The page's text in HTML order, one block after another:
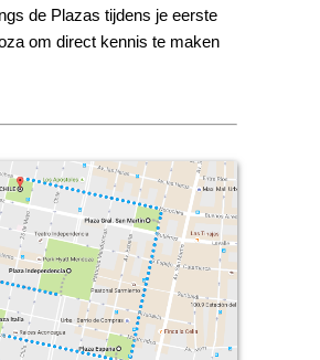
de Plazas tijdens je eerste
om direct kennis te maken